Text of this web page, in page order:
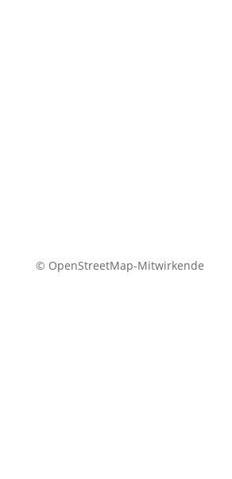
© OpenStreetMap-Mitwirkende